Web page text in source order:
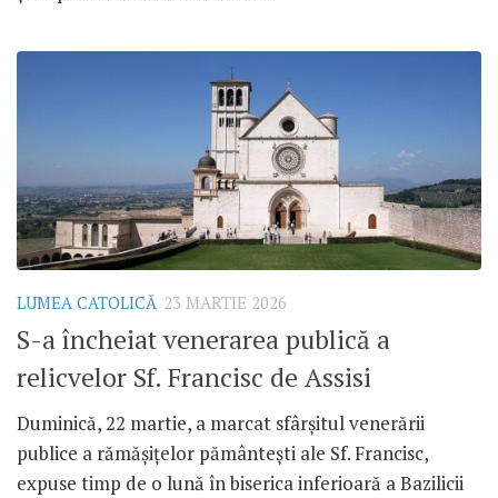
LUMEA CATOLICĂ 23 MARTIE 2026
S-a încheiat venerarea publică a
relicvelor Sf. Francisc de Assisi
Duminică, 22 martie, a marcat sfârșitul venerării
publice a rămășițelor pământești ale Sf. Francisc,
expuse timp de o lună în biserica inferioară a Bazilicii